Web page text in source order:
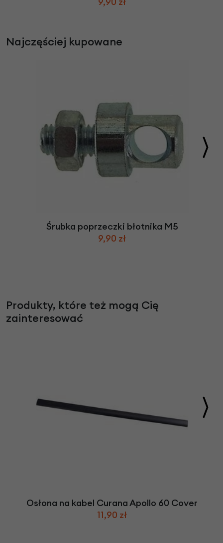
Najczęściej kupowane
Śrubka poprzeczki błotnika M5
9,90 zł
Produkty, które też mogą Cię
zainteresować
Osłona na kabel Curana Apollo 60 Cover
11,90 zł